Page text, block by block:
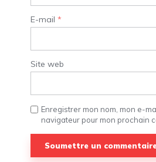
E-mail *
Site web
Enregistrer mon nom, mon e-
navigateur pour mon prochain